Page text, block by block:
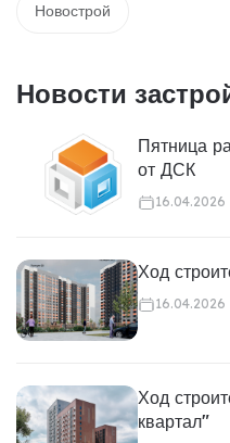
Новострой
Новости
Пятница
от ДСК
16.04.2026
Ход
16.04.2026
Ход
квартал"